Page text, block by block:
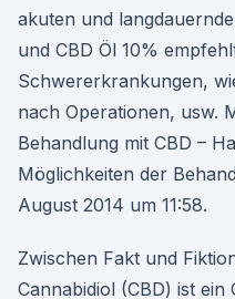
akuten und
und CBD Öl 10%
Schwererkrankungen,
nach Operationen, usw.
Behandlung mit CBD –
Möglichkeiten der
August 2014 um 11:58.
Zwischen Fakt und
Cannabidiol (CBD) ist ein